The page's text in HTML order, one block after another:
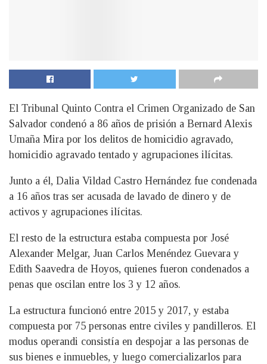
El Tribunal Quinto Contra el Crimen Organizado de San
Salvador condenó a 86 años de prisión a Bernard Alexis
Umaña Mira por los delitos de homicidio agravado,
homicidio agravado tentado y agrupaciones ilícitas.
Junto a él, Dalia Vildad Castro Hernández fue condenada
a 16 años tras ser acusada de lavado de dinero y de
activos y agrupaciones ilícitas.
El resto de la estructura estaba compuesta por José
Alexander Melgar, Juan Carlos Menéndez Guevara y
Edith Saavedra de Hoyos, quienes fueron condenados a
penas que oscilan entre los 3 y 12 años.
La estructura funcionó entre 2015 y 2017, y estaba
compuesta por 75 personas entre civiles y pandilleros. El
modus operandi consistía en despojar a las personas de
sus bienes e inmuebles, y luego comercializarlos para